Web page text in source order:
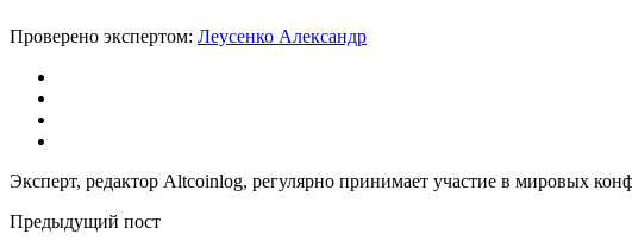
Проверено экспертом: Леусенко Александр
Эксперт, редактор Altcoinlog, регулярно принимает участие в мировых
Предыдущий пост